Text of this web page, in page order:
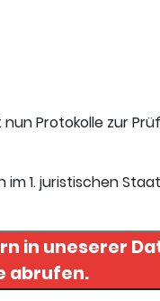
Protokolle zur
1. juristischen
in uneserer
abrufen.